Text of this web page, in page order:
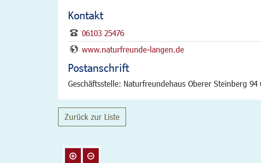
Kontakt
06103 25476
www.naturfreunde-langen.de
Postanschrift
Geschäftsstelle: Naturfreundehaus Oberer Steinberg 94
Zurück zur Liste